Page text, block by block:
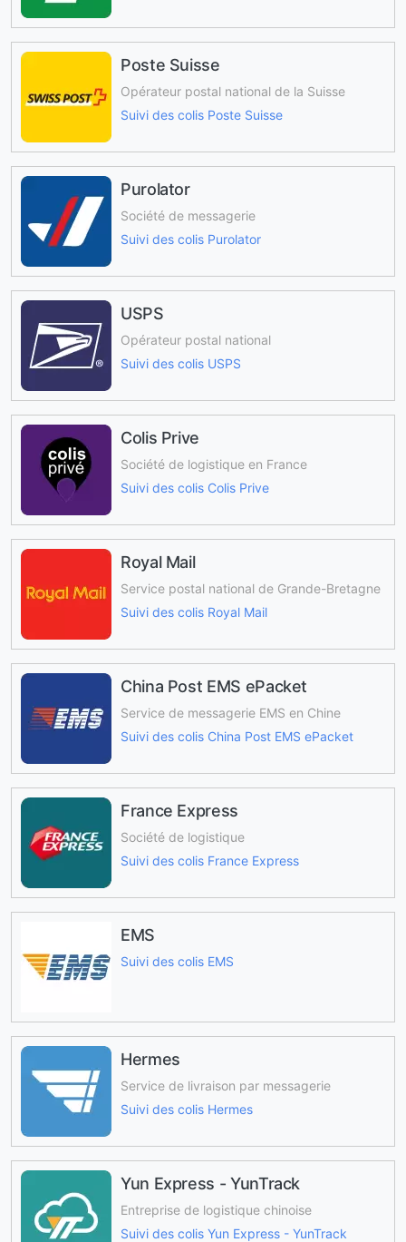
Poste Suisse
Opérateur postal national de la Suisse
Suivi des colis Poste Suisse
Purolator
Société de messagerie
Suivi des colis Purolator
USPS
Opérateur postal national
Suivi des colis USPS
Colis Prive
Société de logistique en France
Suivi des colis Colis Prive
Royal Mail
Service postal national de Grande-Bretagne
Suivi des colis Royal Mail
China Post EMS ePacket
Service de messagerie EMS en Chine
Suivi des colis China Post EMS ePacket
France Express
Société de logistique
Suivi des colis France Express
EMS
Suivi des colis EMS
Hermes
Service de livraison par messagerie
Suivi des colis Hermes
Yun Express - YunTrack
Entreprise de logistique chinoise
Suivi des colis Yun Express - YunTrack